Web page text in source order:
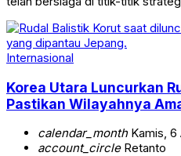
Internasional
Korea Utara Luncurkan
Pastikan Wilayahnya
calendar_monthKamis, 6
account_circleRetanto